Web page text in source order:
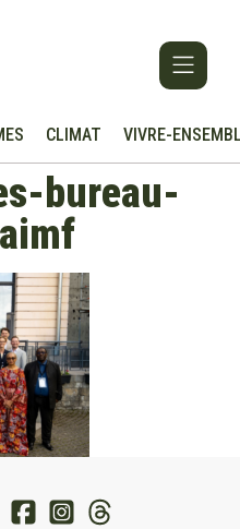
CLIMAT VIVRE-
bureau-